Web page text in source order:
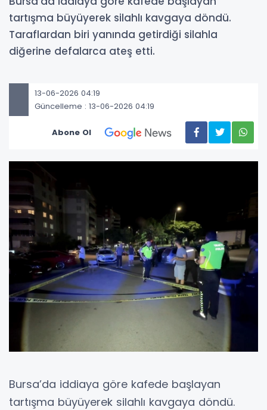
tartışma büyüyerek silahlı kavgaya döndü.
Taraflardan biri yanında getirdiği silahla
diğerine defalarca ateş etti.
13-06-2026 04:19
Güncelleme : 13-06-2026 04:19
Abone Ol
Bursa’da iddiaya göre kafede başlayan
tartışma büyüyerek silahlı kavgaya döndü.